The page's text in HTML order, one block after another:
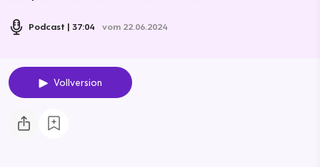
Podcast 37:04 vom 22.06.2024
Vollversion